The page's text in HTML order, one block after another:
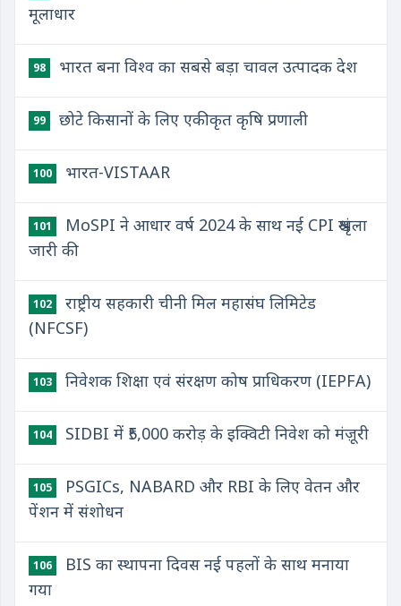
मूलाधार
98 भारत बना विश्व का सबसे बड़ा चावल उत्पादक देश
99 छोटे किसानों के लिए एकीकृत कृषि प्रणाली
100 भारत-VISTAAR
101
MoSPI ने आधार वर्ष 2024 के साथ नई CPI श्रृंखला
जारी की
102
राष्ट्रीय सहकारी चीनी मिल महासंघ लिमिटेड
(NFCSF)
103 निवेशक शिक्षा एवं संरक्षण कोष प्राधिकरण (IEPFA)
104 SIDBI में ₹5,000 करोड़ के इक्विटी निवेश को मंज़ूरी
105
PSGICs, NABARD और RBI के लिए वेतन और
पेंशन में संशोधन
106
BIS का स्थापना दिवस नई पहलों के साथ मनाया
गया